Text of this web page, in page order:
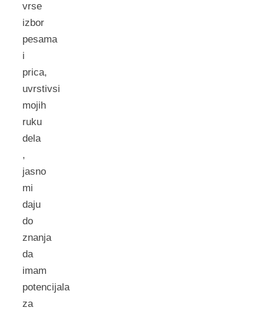
vrse
izbor
pesama
i
prica,
uvrstivsi
mojih
ruku
dela
,
jasno
mi
daju
do
znanja
da
imam
potencijala
za